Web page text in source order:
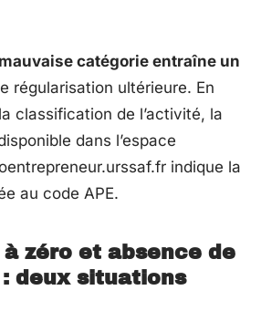
catégorie entraîne un
régularisation ultérieure. En
classification de l’activité, la
dans l’espace
indique la
au code APE.
à zéro et absence de
deux situations